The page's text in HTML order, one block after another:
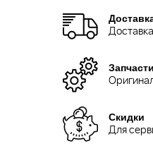
Запчасти
Скидки
Для